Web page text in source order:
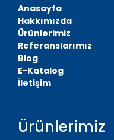
Anasayfa
Hakkımızda
Ürünlerimiz
Referanslarımız
Blog
E-Katalog
İletişim
Ürünlerimiz